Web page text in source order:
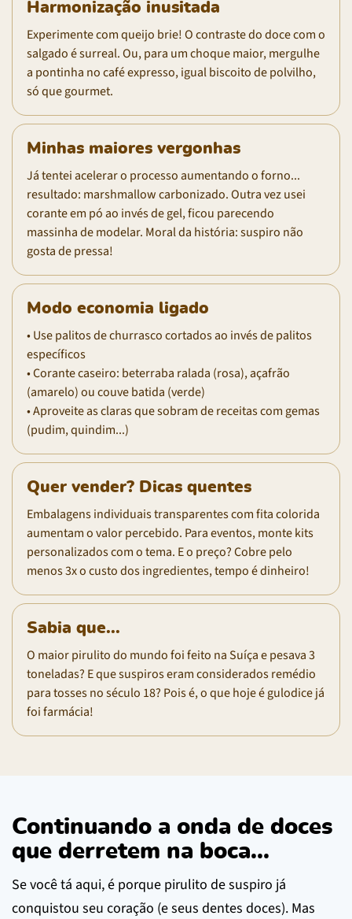
Harmonização inusitada
Experimente com queijo brie! O contraste do doce com o
salgado é surreal. Ou, para um choque maior, mergulhe
a pontinha no café expresso, igual biscoito de polvilho,
só que gourmet.
Minhas maiores vergonhas
Já tentei acelerar o processo aumentando o forno...
resultado: marshmallow carbonizado. Outra vez usei
corante em pó ao invés de gel, ficou parecendo
massinha de modelar. Moral da história: suspiro não
gosta de pressa!
Modo economia ligado
• Use palitos de churrasco cortados ao invés de palitos
específicos
• Corante caseiro: beterraba ralada (rosa), açafrão
(amarelo) ou couve batida (verde)
• Aproveite as claras que sobram de receitas com gemas
(pudim, quindim...)
Quer vender? Dicas quentes
Embalagens individuais transparentes com fita colorida
aumentam o valor percebido. Para eventos, monte kits
personalizados com o tema. E o preço? Cobre pelo
menos 3x o custo dos ingredientes, tempo é dinheiro!
Sabia que...
O maior pirulito do mundo foi feito na Suíça e pesava 3
toneladas? E que suspiros eram considerados remédio
para tosses no século 18? Pois é, o que hoje é gulodice já
foi farmácia!
Continuando a onda de doces
que derretem na boca...
Se você tá aqui, é porque pirulito de suspiro já
conquistou seu coração (e seus dentes doces). Mas